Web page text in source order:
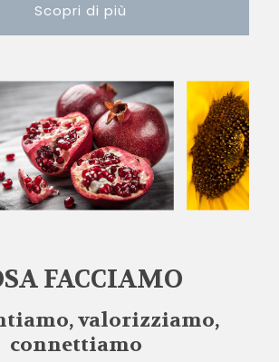
Scopri di più
FACCIAMO
valorizziamo,
connettiamo